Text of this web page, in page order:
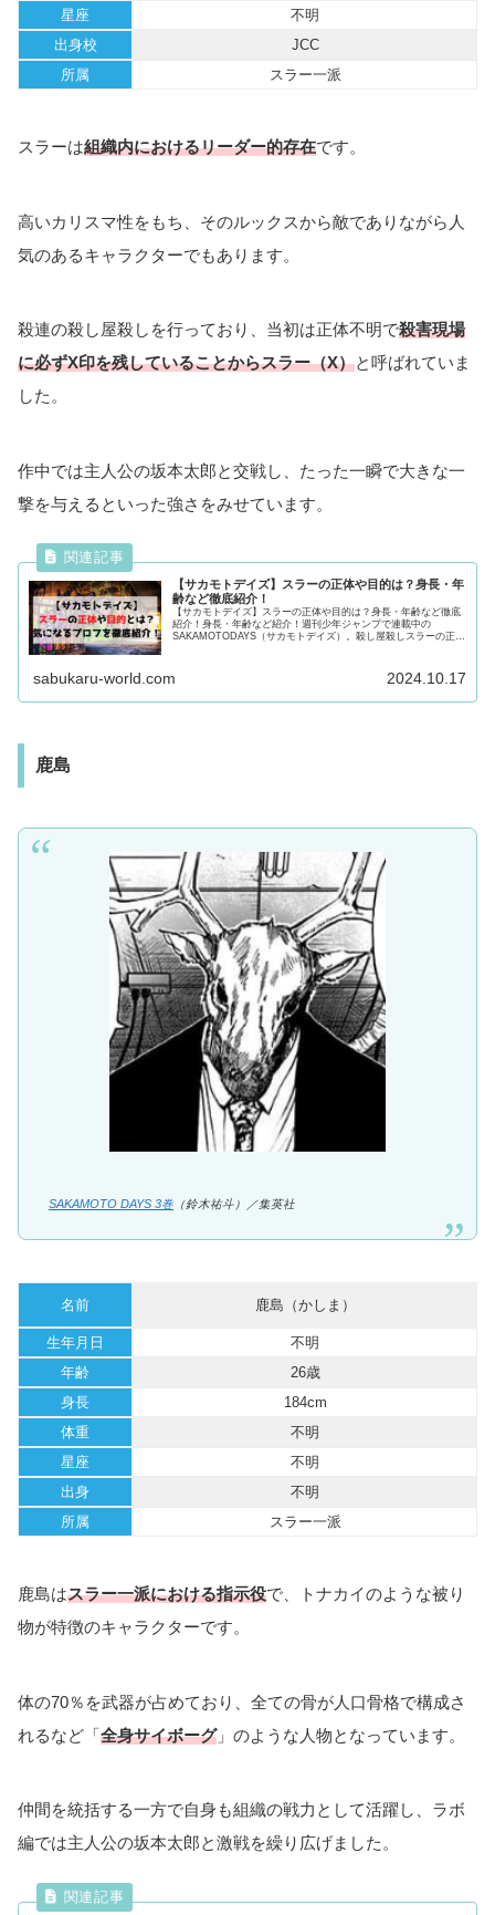
星座
不明
出身校
JCC
所属
スラー一派
スラーは組織内におけるリーダー的存在です。
高いカリスマ性をもち、そのルックスから敵でありながら人
気のあるキャラクターでもあります。
殺連の殺し屋殺しを行っており、当初は正体不明で殺害現場
に必ずX印を残していることからスラー（X）と呼ばれていま
した。
作中では主人公の坂本太郎と交戦し、たった一瞬で大きな一
撃を与えるといった強さをみせています。
【サカモトデイズ】スラーの正体や目的は？身長・年
齢など徹底紹介！
【サカモトデイズ】スラーの正体や目的は？身長・年齢など徹底
紹介！身長・年齢など紹介！週刊少年ジャンプで連載中の
SAKAMOTODAYS（サカモトデイズ）。殺し屋殺しスラーの正体
sabukaru-world.com 2024.10.17
鹿島
SAKAMOTO DAYS 3巻 （鈴木祐斗）／集英社
名前 鹿島（かしま）
生年月日
不明
年齢
26歳
身長
184cm
体重
不明
星座
不明
出身
不明
所属
スラー一派
鹿島はスラー一派における指示役で、トナカイのような被り
物が特徴のキャラクターです。
体の70％を武器が占めており、全ての骨が人口骨格で構成さ
れるなど「全身サイボーグ」のような人物となっています。
仲間を統括する一方で自身も組織の戦力として活躍し、ラボ
編では主人公の坂本太郎と激戦を繰り広げました。